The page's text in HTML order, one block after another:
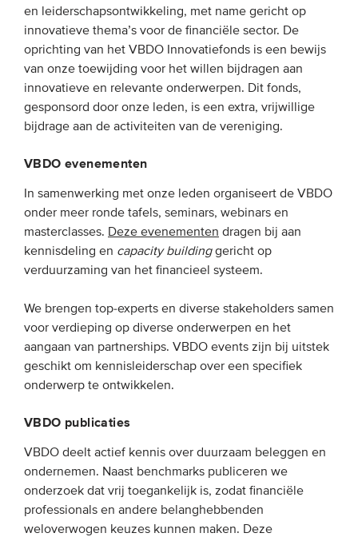
Van leden & partners
Publicaties
Webinars
Vereniging
Team
Partners & netwerken
Engagement
Benchmarking
Kennisdeling
en leiderschapsontwikkeling, met name gericht op
innovatieve thema’s voor de financiële sector. De
oprichting van het VBDO Innovatiefonds is een bewijs
van onze toewijding voor het willen bijdragen aan
innovatieve en relevante onderwerpen. Dit fonds,
gesponsord door onze leden, is een extra, vrijwillige
bijdrage aan de activiteiten van de vereniging.
VBDO evenementen
In samenwerking met onze leden organiseert de VBDO
onder meer ronde tafels, seminars, webinars en
masterclasses. Deze evenementen dragen bij aan
kennisdeling en capacity buildinggericht op
verduurzaming van het financieel systeem.
We brengen top-experts en diverse stakeholders samen
voor verdieping op diverse onderwerpen en het
aangaan van partnerships. VBDO events zijn bij uitstek
geschikt om kennisleiderschap over een specifiek
onderwerp te ontwikkelen.
VBDO publicaties
VBDO deelt actief kennis over duurzaam beleggen en
ondernemen. Naast benchmarks publiceren we
onderzoek dat vrij toegankelijk is, zodat financiële
professionals en andere belanghebbenden
weloverwogen keuzes kunnen maken. Deze